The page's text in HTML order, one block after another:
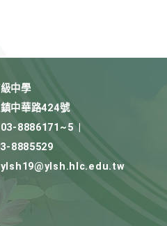
中學
中華路424號
03-8886171~5
8885529
ylsh19@ylsh.hlc.edu.tw